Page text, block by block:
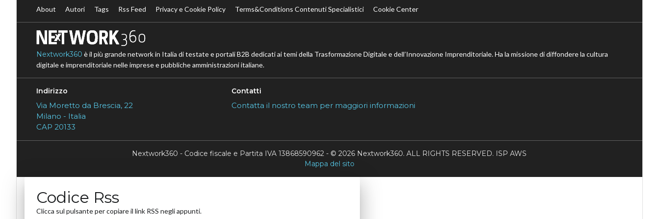
About Autori Tags Rss Feed Privacy e Cookie Policy Terms&Conditions Contenuti Specialistici Cookie Center
Nextwork360 è il più grande network in Italia di testate e portali B2B dedicati ai temi della Trasformazione Digitale e dell’Innovazione Imprenditoriale. Ha la missione di diffondere la cultura
digitale e imprenditoriale nelle imprese e pubbliche amministrazioni italiane.
Indirizzo
Via Moretto da Brescia, 22
Milano - Italia
CAP 20133
Contatti
Contatta il nostro team per maggiori informazioni
Nextwork360 - Codice fiscale e Partita IVA 13868590962 - © 2026 Nextwork360. ALL RIGHTS RESERVED. ISP AWS
Mappa del sito
Codice Rss
Clicca sul pulsante per copiare il link RSS negli appunti.